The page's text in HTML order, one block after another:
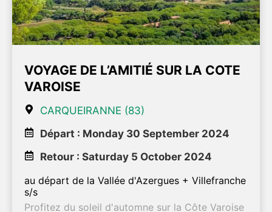
VOYAGE DE L’AMITIÉ SUR LA COTE
VAROISE
CARQUEIRANNE (83)
Départ : Monday 30 September 2024
Retour : Saturday 5 October 2024
au départ de la Vallée d'Azergues + Villefranche
s/s
Profitez du soleil d'automne sur la Côte Varoise